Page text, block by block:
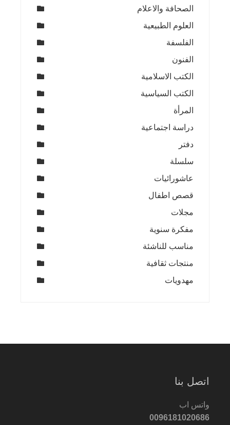
الصحافة والاعلام
العلوم الطبيعية
الفلسفة
الفنون
الكتب الاسلامية
الكتب السياسية
المرأة
دراسة اجتماعية
دفتر
سلسلة
عاشورائيات
قصص اطفال
مجلات
مفكرة سنوية
مناسب للناشئة
منتجات ثقافية
مهدويات
اتصل بنا
واتس اب
0096181020686